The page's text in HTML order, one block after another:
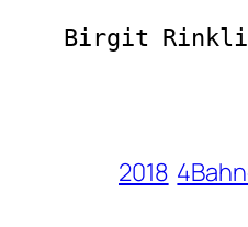
Birgit
2018